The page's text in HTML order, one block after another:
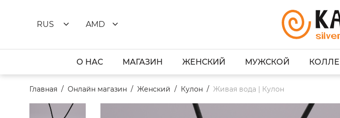
RUS AMD
О НАС МАГАЗИН ЖЕНСКИЙ МУЖСКОЙ
Главная Онлайн магазин Женский Кулон Живая вода | Кулон